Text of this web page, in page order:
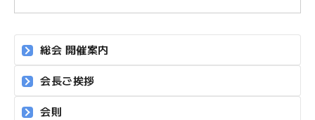
文
字
サ
イ
ズ
小 中 大
総会 開催案内
会長ご挨拶
会則